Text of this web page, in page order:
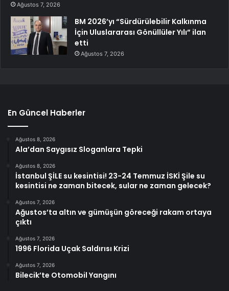
Ağustos 7, 2026
BM 2026’yı “Sürdürülebilir Kalkınma
İçin Uluslararası Gönüllüler Yılı” ilan
etti
Ağustos 7, 2026
En Güncel Haberler
Ağustos 8, 2026
Ala’dan Saygısız Sloganlara Tepki
Ağustos 8, 2026
İstanbul ŞİLE su kesintisi! 23-24 Temmuz İSKİ Şile su
kesintisi ne zaman bitecek, sular ne zaman gelecek?
Ağustos 7, 2026
Ağustos’ta altın ve gümüşün göreceği rakam ortaya
çıktı
Ağustos 7, 2026
1996 Florida Uçak Saldırısı Krizi
Ağustos 7, 2026
Bilecik’te Otomobil Yangını